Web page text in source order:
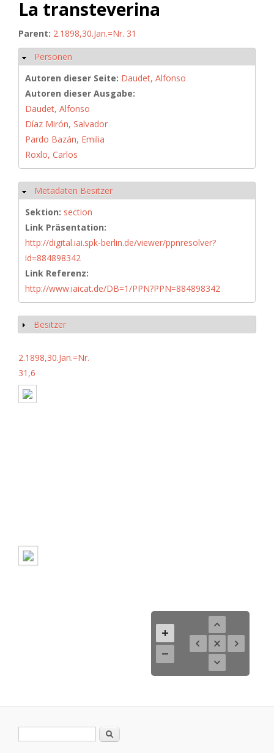
La transteverina
Parent: 2.1898,30.Jan.=Nr. 31
Ausblenden
Personen
Autoren dieser Seite: Daudet, Alfonso
Autoren dieser Ausgabe:
Daudet, Alfonso
Díaz Mirón, Salvador
Pardo Bazán, Emilia
Roxlo, Carlos
Ausblenden
Metadaten Besitzer
Sektion: section
Link Präsentation:
http://digital.iai.spk-berlin.de/viewer/ppnresolver?
id=884898342
Link Referenz:
http://www.iaicat.de/DB=1/PPN?PPN=884898342
Anzeigen
Besitzer
2.1898,30.Jan.=Nr.
31,6
Suche